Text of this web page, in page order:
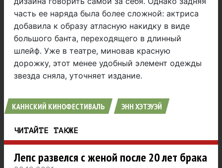
часть ее наряда была более сложной: актриса
добавила к образу атласную накидку в виде
большого банта, переходящего в длинный
шлейф. Уже в театре, миновав красную
дорожку, этот менее удобный элемент одежды
звезда сняла, уточняет издание.
КАННСКИЙ КИНОФЕСТИВАЛЬ ЭНН ХЭТЭУЭЙ
ЧИТАЙТЕ ТАКЖЕ
Лепс развелся с женой после 20 лет брака